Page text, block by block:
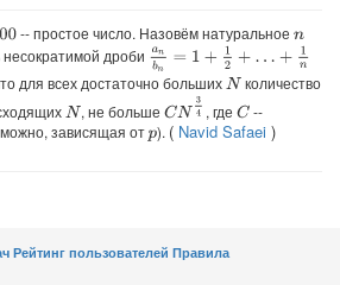
-- простое число. Назовём натуральное n
несократимой дроби anb n= 1 +12 + …+ 1 n
для всех достаточно большихN количество
N , не больше CN34 , гдеC --
зависящая отp). ( Navid Safaei )
Рейтинг пользователей Правила